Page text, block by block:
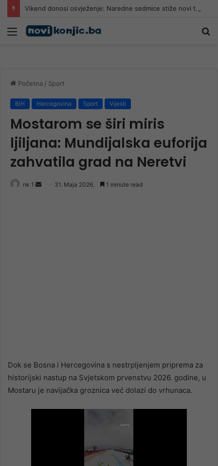
Vikend donosi osvježenje: Naredne sedmice stiže novi toplotni val
Meni
Početna / Sport
BiH Hercegovina Sport Vijesti
Mostarom se širi miris
ljiljana: Mundijalska euforija
zahvatila grad na Neretvi
nk 1
Send 31. Maja 2026. 1 minute read
Dok se Bosna i Hercegovina s nestrpljenjem priprema za
historijski nastup na Svjetskom prvenstvu 2026. godine, u
Mostaru je navijačka groznica već dolazi do vrhunaca.